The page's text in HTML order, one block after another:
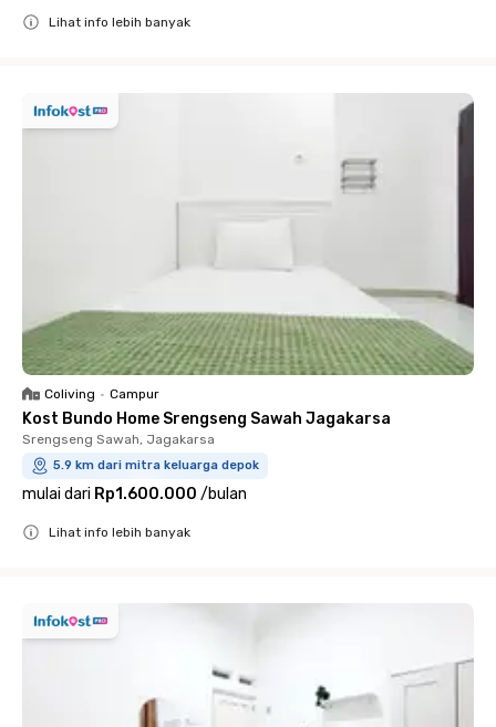
Lihat info lebih banyak
Coliving • Campur
Kost Bundo Home Srengseng Sawah Jagakarsa
Srengseng Sawah, Jagakarsa
5.9 km dari mitra keluarga depok
mulai dari Rp1.600.000 /bulan
Lihat info lebih banyak